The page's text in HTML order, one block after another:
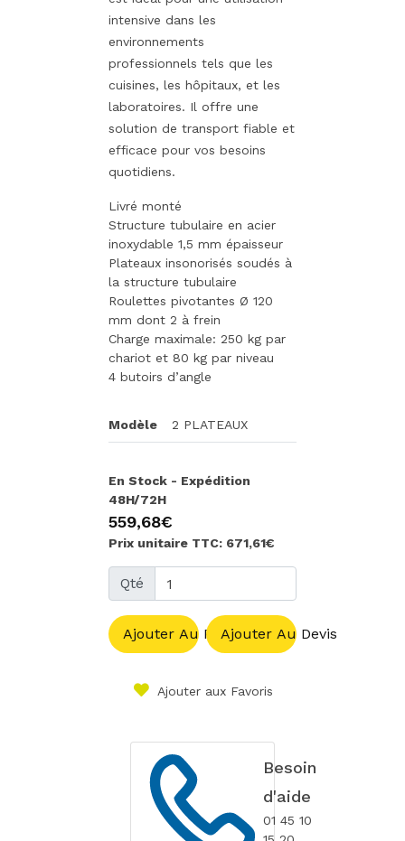
intensive dans les
environnements
professionnels tels que les
cuisines, les hôpitaux, et les
laboratoires. Il offre une
solution de transport fiable et
efficace pour vos besoins
quotidiens.
Livré monté
Structure tubulaire en acier
inoxydable 1,5 mm épaisseur
Plateaux insonorisés soudés à
la structure tubulaire
Roulettes pivotantes Ø 120
mm dont 2 à frein
Charge maximale: 250 kg par
chariot et 80 kg par niveau
4 butoirs d’angle
Modèle 2 PLATEAUX
En Stock - Expédition
48H/72H
559,68€
Prix unitaire TTC: 671,61€
Qté
Ajouter Au PanierAjouter Au Devis
Ajouter aux Favoris
Besoin
d'aide
01 45 10